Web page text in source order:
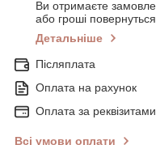
Ви отримаєте
або гроші
Детальніше
Післяплата
Оплата на рахунок
Оплата за реквізитами
Всі умови оплати